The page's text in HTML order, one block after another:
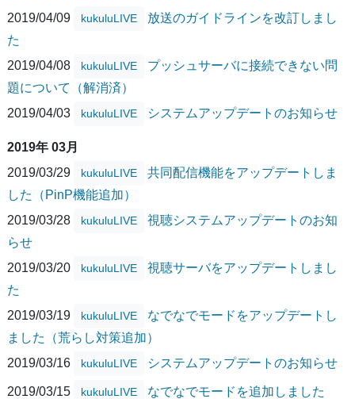
2019/04/09
kukuluLIVE
放送のガイドラインを改訂しまし
た
2019/04/08
kukuluLIVE
プッシュサーバに接続できない問
題について（解消済）
2019/04/03
kukuluLIVE システムアップデートのお知らせ
2019年 03月
2019/03/29
kukuluLIVE
共同配信機能をアップデートしま
した（PinP機能追加）
2019/03/28
kukuluLIVE
視聴システムアップデートのお知
らせ
2019/03/20
kukuluLIVE
視聴サーバをアップデートしまし
た
2019/03/19
kukuluLIVE
なでなでモードをアップデートし
ました（荒らし対策追加）
2019/03/16
kukuluLIVE システムアップデートのお知らせ
2019/03/15 kukuluLIVE なでなでモードを追加しました